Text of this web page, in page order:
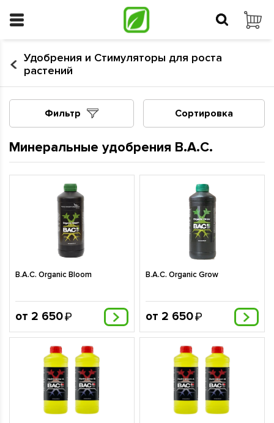
Удобрения и Стимуляторы для роста
растений
Фильтр Сортировка
Минеральные удобрения B.A.C.
B.A.C. Organic Bloom
от 2 650
B.A.C. Organic Grow
от 2 650